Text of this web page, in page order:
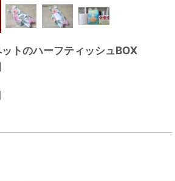
トのハーフティッシュBOX